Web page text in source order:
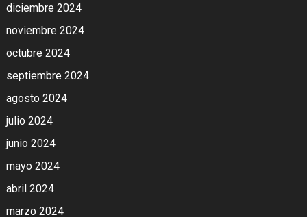
diciembre 2024
noviembre 2024
octubre 2024
septiembre 2024
agosto 2024
julio 2024
junio 2024
mayo 2024
abril 2024
marzo 2024